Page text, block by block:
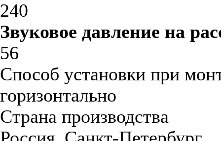
240
Звуковое давление на
56
Способ установки при
горизонтально
Страна производства